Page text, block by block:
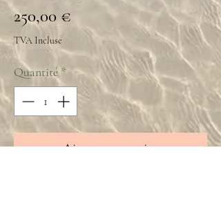
250,00 €
TVA Incluse
Quantité *
Ajouter au panier